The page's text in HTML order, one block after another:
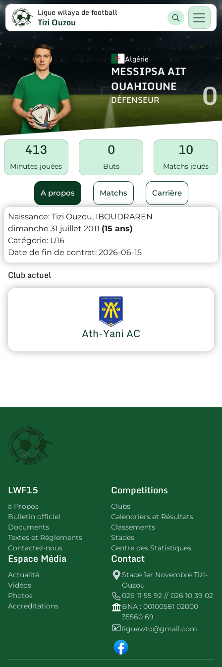
Ligue wilaya de football
Tizi Ouzou
Algérie
MESSIPSA AIT
OUAHIOUNE
DÉFENSEUR 0
413
Minutes jouées
0
Buts
10
Matchs joués
A propos Matchs Carrière
Naissance: Tizi Ouzou, IBOUDRAREN
dimanche 31 juillet 2011 (15 ans)
Catégorie: U16
Date de fin de contrat: 2026-06-15
Club actuel
Ath-Yani AC
LWF15
à Propos
Bulletin officiel
Documents
Textes et Réglements
Contactez-nous
Competitions
Clubs
Calendriers et Résultats
Classements
Stades
Centre des Statistiques
Espace Média
Actualité
Vidéos
Photos
Accreditations
Contact
Stade 1er Novembre Tizi-
Ouzou
026 11 55 92 // 026 10 39 02
BNA : 00100581 02000
35560 69
liguewto@gmail.com